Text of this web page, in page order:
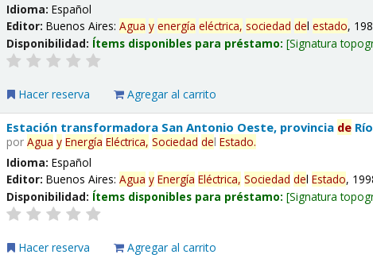
Idioma:Español
Editor:Buenos Aires:Agua y energía eléctrica, sociedad delestado,
Disponibilidad: Ítems disponibles para préstamo: Signatura
Hacer reserva Agregar al carrito
Estación transformadora San Antonio Oeste, provincia de
porAgua y Energía Eléctrica, Sociedad delEstado.
Idioma:Español
Editor:Buenos Aires:Agua y Energía Eléctrica, Sociedad delEstado,
Disponibilidad: Ítems disponibles para préstamo: Signatura
Hacer reserva Agregar al carrito